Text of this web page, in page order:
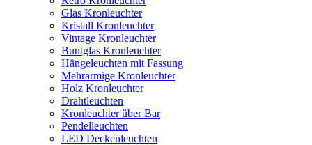
Glas Kronleuchter
Kristall Kronleuchter
Vintage Kronleuchter
Buntglas Kronleuchter
Hängeleuchten mit Fassung
Mehrarmige Kronleuchter
Holz Kronleuchter
Drahtleuchten
Kronleuchter über Bar
Pendelleuchten
LED Deckenleuchten